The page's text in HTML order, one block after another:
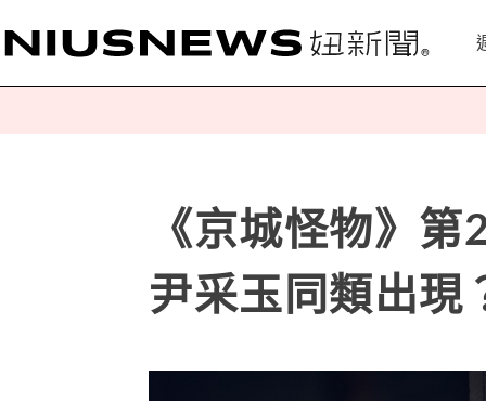
《京城怪物》
尹采玉同類出現